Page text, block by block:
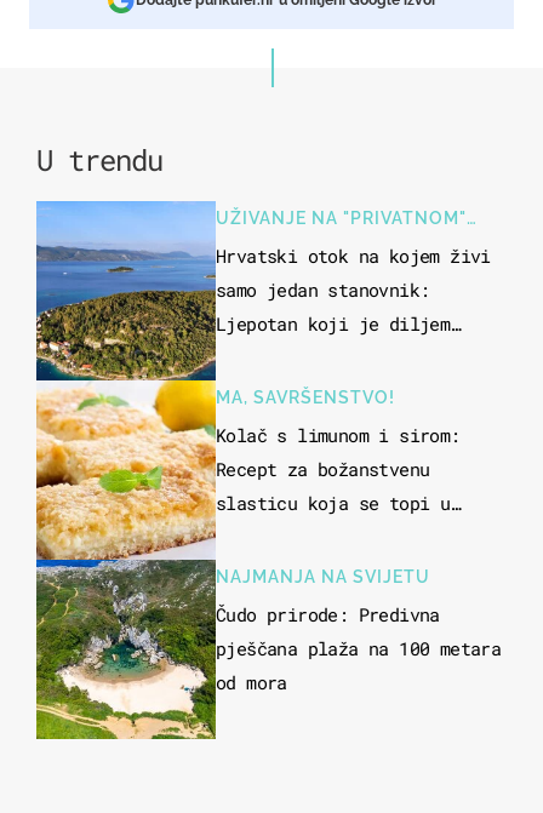
U trendu
UŽIVANJE NA "PRIVATNOM"
OTOKU
Hrvatski otok na kojem živi
samo jedan stanovnik:
Ljepotan koji je diljem
"bijelom zlatu"
MA, SAVRŠENSTVO!
Kolač s limunom i sirom:
Recept za božanstvenu
slasticu koja se topi u
NAJMANJA NA SVIJETU
Čudo prirode: Predivna
pješčana plaža na 100 metara
od mora